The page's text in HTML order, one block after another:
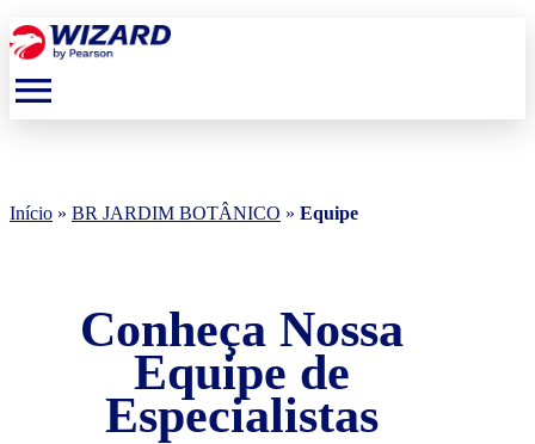
menu
Início » BR JARDIM BOTÂNICO » Equipe
Conheça Nossa
Equipe de
Especialistas